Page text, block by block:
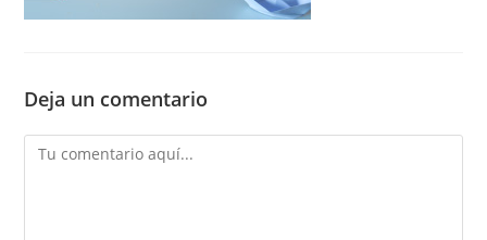
Deja un comentario
Comentario